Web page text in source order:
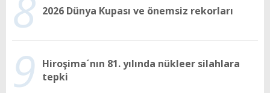
2026 Dünya Kupası ve önemsiz rekorları
9
Hiroşima´nın 81. yılında nükleer silahlara
tepki